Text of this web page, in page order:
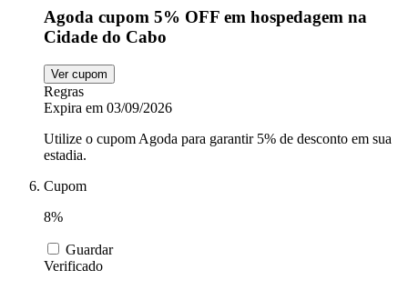
Agoda cupom 5% OFF em hospedagem na
Cidade do Cabo
Ver cupom
Regras
Expira em 03/09/2026
Utilize o cupom Agoda para garantir 5% de desconto em sua
estadia.
Cupom
8%
Guardar
Verificado